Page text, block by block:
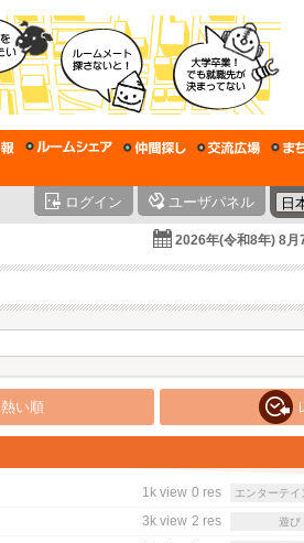
ログイン ユーザパネル
2026年(令和8年) 8月
熱い順
1k view 0 res エンターテイ
3k view 2 res 遊び